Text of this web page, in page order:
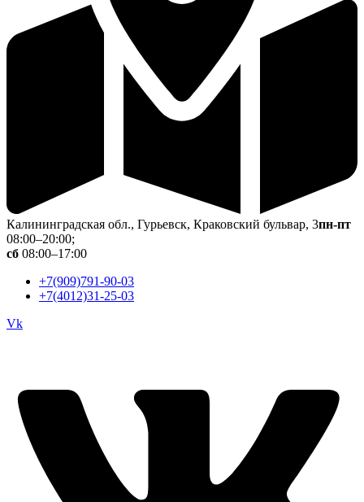
Калининградская обл., Гурьевск, Краковский бульвар, 3пн-пт
08:00–20:00;
сб 08:00–17:00
+7(909)791-90-03
+7(4012)31-25-03
Vk